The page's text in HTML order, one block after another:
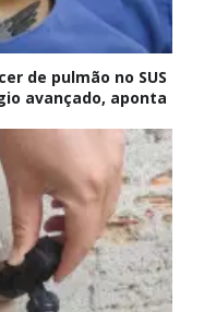
de pulmão no SUS
avançado, aponta